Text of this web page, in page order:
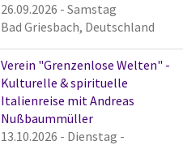
26.09.2026 - Samstag
Bad Griesbach, Deutschland
Verein "Grenzenlose Welten" -
Kulturelle & spirituelle
Italienreise mit Andreas
Nußbaummüller
13.10.2026 - Dienstag -